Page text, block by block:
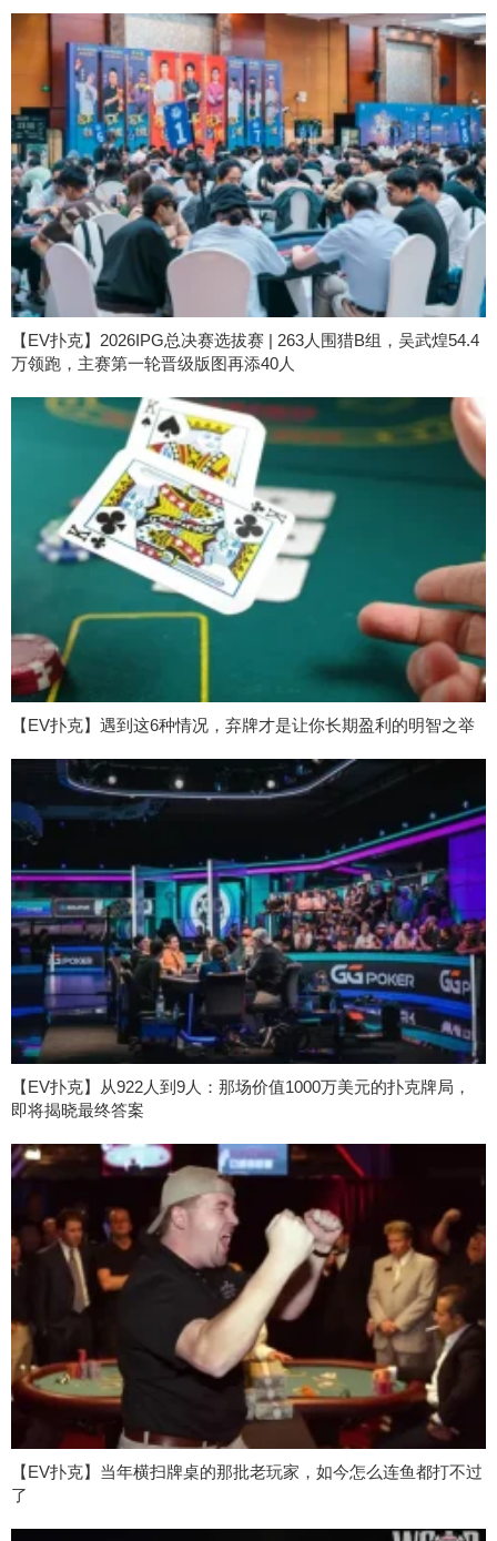
【EV扑克】2026IPG总决赛选拔赛 | 263人围猎B组，吴武煌54.4
万领跑，主赛第一轮晋级版图再添40人
【EV扑克】遇到这6种情况，弃牌才是让你长期盈利的明智之举
【EV扑克】从922人到9人：那场价值1000万美元的扑克牌局，
即将揭晓最终答案
【EV扑克】当年横扫牌桌的那批老玩家，如今怎么连鱼都打不过
了